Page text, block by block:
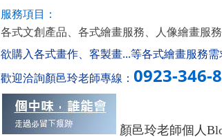
服務項目：
各式文創產品、各式繪畫服務、人像繪畫服務
欲購入各式畫作、客製畫...等各式繪畫服務需
歡迎洽詢顏邑玲老師專線： 0923-346-
顏邑玲老師個人